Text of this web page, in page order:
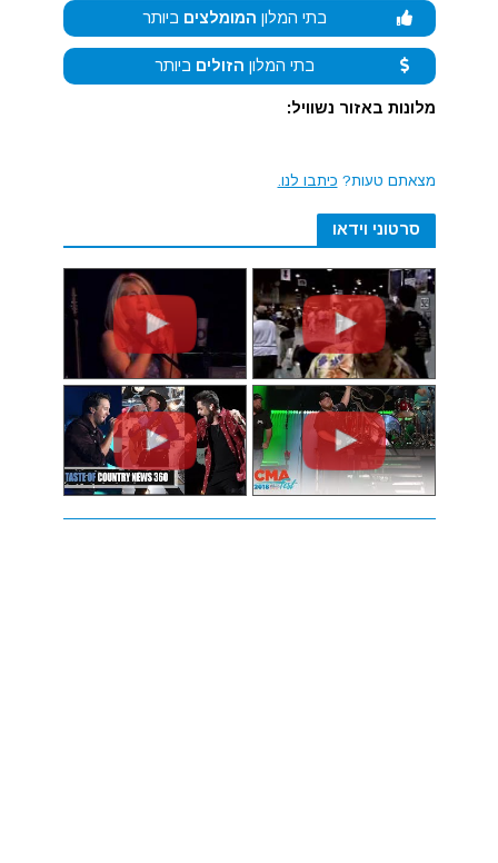
בתי המלון המומלצים ביותר
בתי המלון הזולים ביותר
מלונות באזור נשוויל:
מצאתם טעות? כיתבו לנו.
סרטוני וידאו